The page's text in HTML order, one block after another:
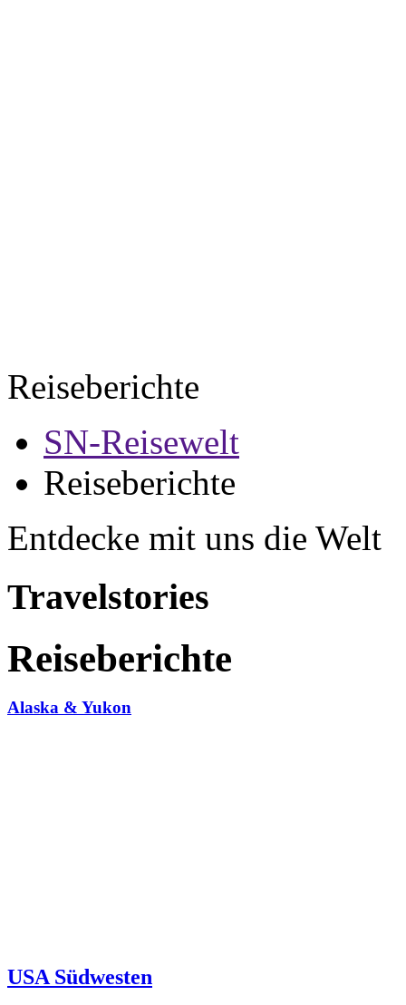
Reiseberichte
SN-Reisewelt
Reiseberichte
Entdecke mit uns die Welt
Travelstories
Reiseberichte
Alaska & Yukon
USA Südwesten